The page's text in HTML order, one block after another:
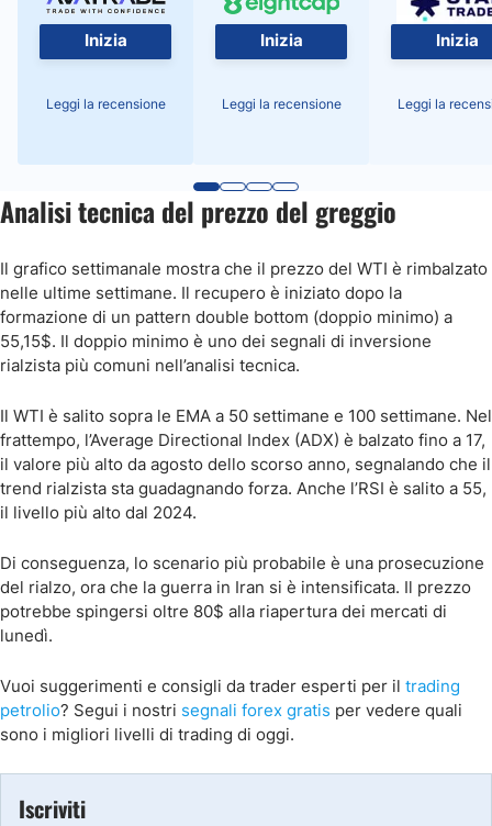
Inizia
Leggi la recensione
Inizia
Leggi la recensione
Inizia
Leggi la
Analisi tecnica del prezzo del greggio
Il grafico settimanale mostra che il prezzo del WTI è rimbalzato
nelle ultime settimane. Il recupero è iniziato dopo la
formazione di un pattern double bottom (doppio minimo) a
55,15$. Il doppio minimo è uno dei segnali di inversione
rialzista più comuni nell’analisi tecnica.
Il WTI è salito sopra le EMA a 50 settimane e 100 settimane. Nel
frattempo, l’Average Directional Index (ADX) è balzato fino a 17,
il valore più alto da agosto dello scorso anno, segnalando che il
trend rialzista sta guadagnando forza. Anche l’RSI è salito a 55,
il livello più alto dal 2024.
Di conseguenza, lo scenario più probabile è una prosecuzione
del rialzo, ora che la guerra in Iran si è intensificata. Il prezzo
potrebbe spingersi oltre 80$ alla riapertura dei mercati di
lunedì.
Vuoi suggerimenti e consigli da trader esperti per il trading
petrolio? Segui i nostri segnali forex gratis per vedere quali
sono i migliori livelli di trading di oggi.
Iscriviti